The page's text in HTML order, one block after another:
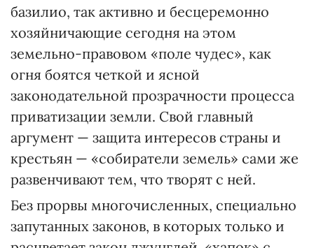
базилио, так активно и бесцеремонно
хозяйничающие сегодня на этом
земельно-правовом «поле чудес», как
огня боятся четкой и ясной
законодательной прозрачности процесса
приватизации земли. Свой главный
аргумент — защита интересов страны и
крестьян — «собиратели земель» сами же
развенчивают тем, что творят с ней.
Без прорвы многочисленных, специально
запутанных законов, в которых только и